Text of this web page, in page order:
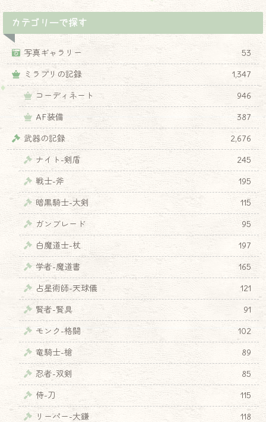
カテゴリーで探す
写真ギャラリー
53
ミラプリの記録
1,347
コーディネート
946
AF装備
387
武器の記録
2,676
ナイト-剣盾
245
戦士-斧
195
暗黒騎士-大剣
115
ガンブレード
95
白魔道士-杖
197
学者-魔道書
165
占星術師-天球儀
121
賢者-賢具
91
モンク-格闘
102
竜騎士-槍
89
忍者-双剣
85
侍-刀
115
リーパー-大鎌
118